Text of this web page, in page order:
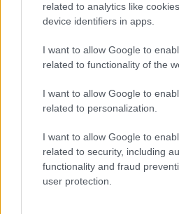
related to analytics like
device identifiers in apps.
I want to allow Google to
related to functionality of the
I want to allow Google to
related to personalization.
I want to allow Google to
related to security, including
functionality and fraud
user protection.
Látványos
Flórián téri